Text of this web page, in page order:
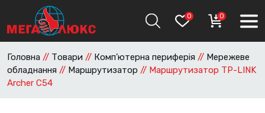
0 0
Головна // Товари // Комп’ютерна периферія // Мережеве
обладнання // Маршрутизатор // Маршрутизатор TP-LINK
Archer C54